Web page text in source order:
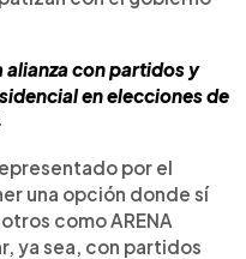
alianza con partidos y
en elecciones de
por el
una opción donde sí
como ARENA
ya sea, con partidos